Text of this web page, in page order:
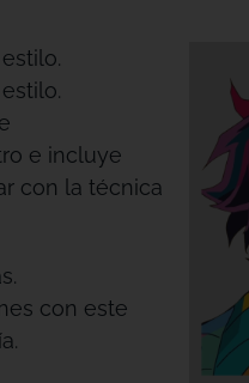
e incluye
con la técnica
con este